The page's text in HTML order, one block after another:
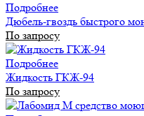
Подробнее
Дюбель-гвоздь быстрого
По запросу
Подробнее
Жидкость ГКЖ-94
По запросу